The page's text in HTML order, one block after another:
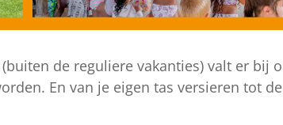
de reguliere vakanties) valt er bij
En van je eigen tas versieren tot